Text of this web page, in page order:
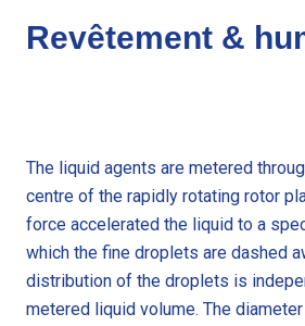
Revêtement &
The liquid agents are metered
centre of the rapidly rotating rotor
force accelerated the liquid to a
which the fine droplets are dashed
distribution of the droplets is
metered liquid volume. The